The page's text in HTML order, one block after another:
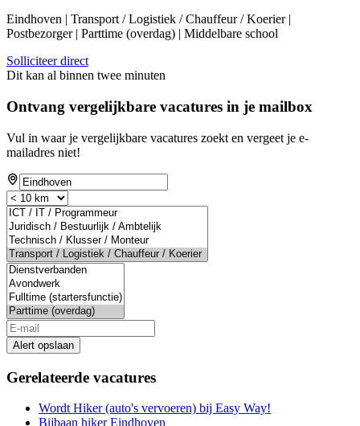
Eindhoven | Transport / Logistiek / Chauffeur / Koerier |
Postbezorger | Parttime (overdag) | Middelbare school
Solliciteer direct
Dit kan al binnen twee minuten
Ontvang vergelijkbare vacatures in je mailbox
Vul in waar je vergelijkbare vacatures zoekt en vergeet je e-
mailadres niet!
Alert opslaan
Gerelateerde vacatures
Wordt Hiker (auto's vervoeren) bij Easy Way!
Bijbaan hiker Eindhoven